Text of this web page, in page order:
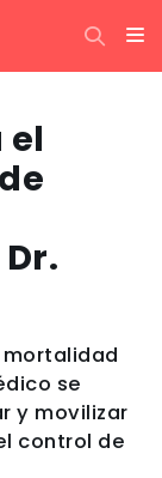
el
mortalidad
se
y movilizar
control de